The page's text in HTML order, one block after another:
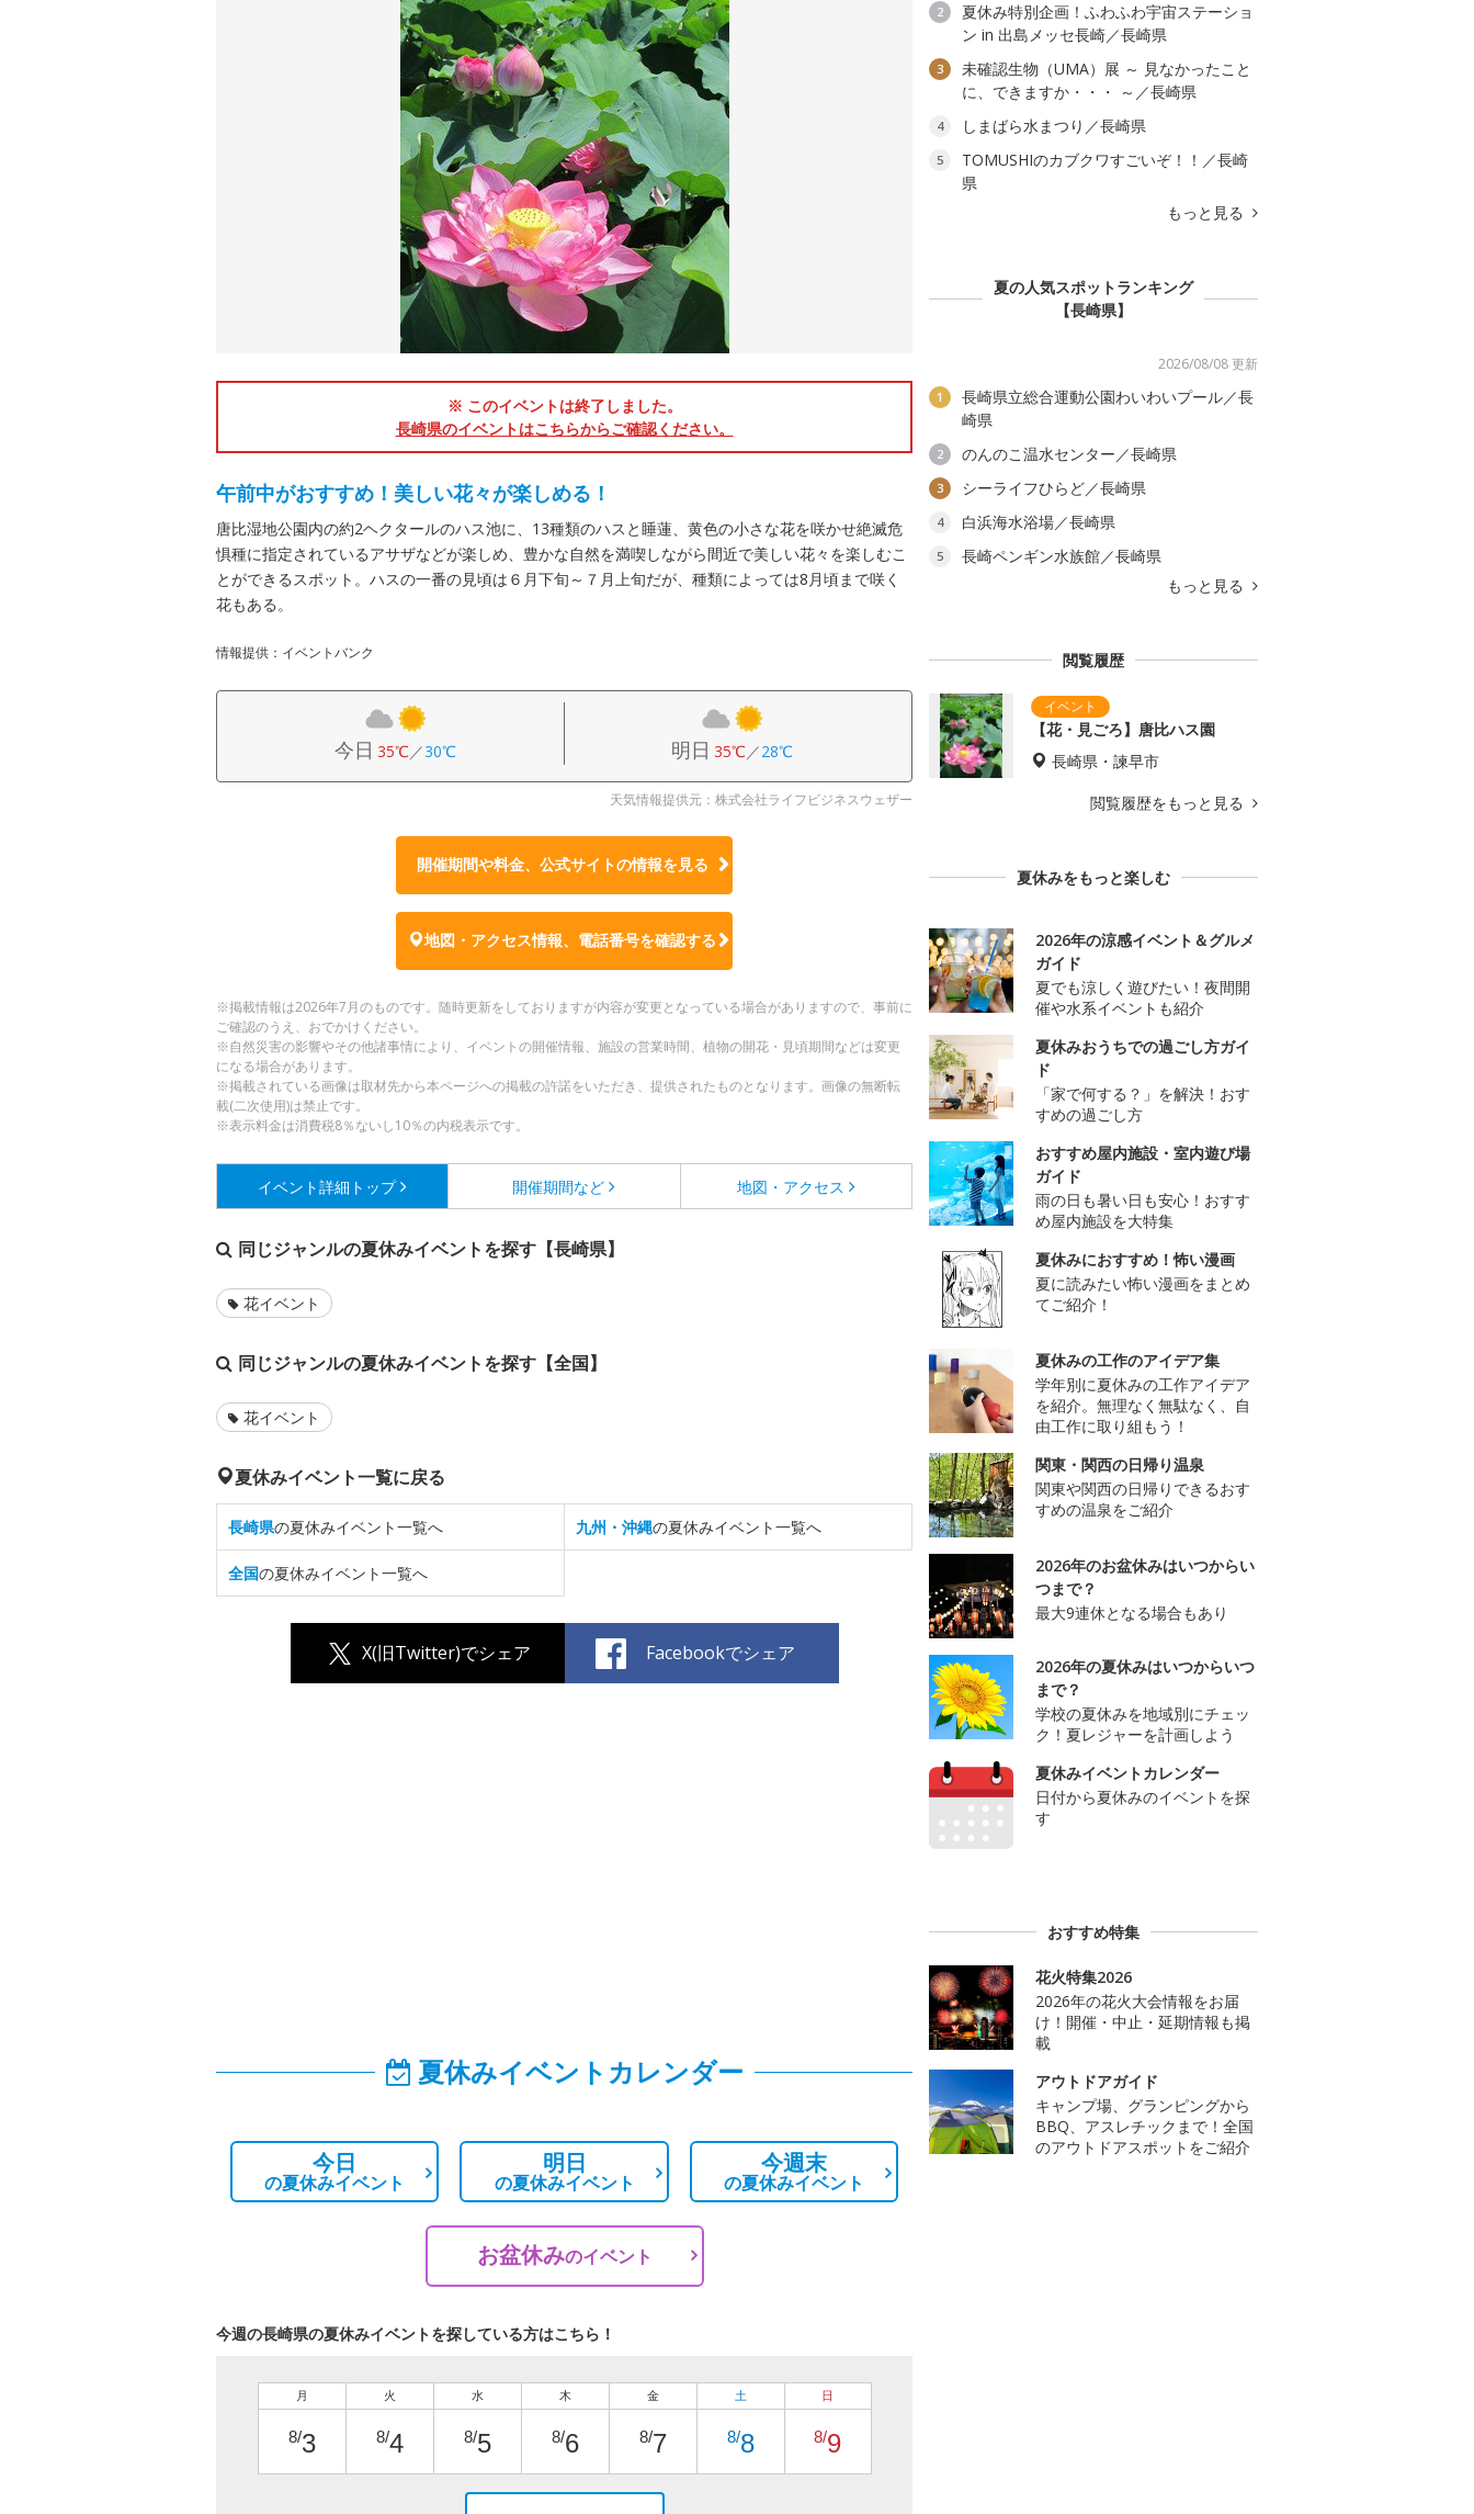
※ このイベントは終了しました。
長崎県のイベントはこちらからご確認ください。
午前中がおすすめ！美しい花々が楽しめる！
唐比湿地公園内の約2ヘクタールのハス池に、13種類のハスと睡蓮、黄色の小さな花を咲かせ絶滅危
惧種に指定されているアサザなどが楽しめ、豊かな自然を満喫しながら間近で美しい花々を楽しむこ
とができるスポット。ハスの一番の見頃は６月下旬～７月上旬だが、種類によっては8月頃まで咲く
花もある。
情報提供：イベントバンク
今日 35℃／30℃ 明日 35℃／28℃
天気情報提供元：株式会社ライフビジネスウェザー
開催期間や料金、公式サイトの情報を見る
地図・アクセス情報、電話番号を確認する
※掲載情報は2026年7月のものです。随時更新をしておりますが内容が変更となっている場合がありますので、事前に
ご確認のうえ、おでかけください。
※自然災害の影響やその他諸事情により、イベントの開催情報、施設の営業時間、植物の開花・見頃期間などは変更
になる場合があります。
※掲載されている画像は取材先から本ページへの掲載の許諾をいただき、提供されたものとなります。画像の無断転
載(二次使用)は禁止です。
※表示料金は消費税8％ないし10％の内税表示です。
イベント詳細 トップ 開催期間など 地図・アクセス
同じジャンルの夏休みイベントを探す【長崎県】
花イベント
同じジャンルの夏休みイベントを探す【全国】
花イベント
夏休みイベント一覧に戻る
長崎県の夏休みイベント一覧へ 九州・沖縄の夏休みイベント一覧へ
全国の夏休みイベント一覧へ
X(旧Twitter)でシェア Facebookでシェア
夏休みイベントカレンダー
今日
の夏休みイベント
明日
の夏休みイベント
今週末
の夏休みイベント
お盆休みのイベント
今週の長崎県の夏休みイベントを探している方はこちら！
月
8/3
火
8/4
水
8/5
木
8/6
金
8/7
土
8/8
日
8/9
2
夏休み特別企画！ふわふわ宇宙ステーショ
ン in 出島メッセ長崎／長崎県
3
未確認生物（UMA）展 ～ 見なかったこと
に、できますか・・・ ～／長崎県
4 しまばら水まつり／長崎県
5
TOMUSHIのカブクワすごいぞ！！／長崎
県
もっと見る
夏の人気スポットランキング
【長崎県】
2026/08/08 更新
1
長崎県立総合運動公園わいわいプール／長
崎県
2 のんのこ温水センター／長崎県
3 シーライフひらど／長崎県
4 白浜海水浴場／長崎県
5
長崎ペンギン水族館／長崎県
もっと見る
閲覧履歴
【花・見ごろ】唐比ハス園
長崎県・諫早市
閲覧履歴をもっと見る
夏休みをもっと楽しむ
2026年の涼感イベント＆グルメ
ガイド
夏でも涼しく遊びたい！夜間開
催や水系イベントも紹介
夏休みおうちでの過ごし方ガイ
ド
「家で何する？」を解決！おす
すめの過ごし方
おすすめ屋内施設・室内遊び場
ガイド
雨の日も暑い日も安心！おすす
め屋内施設を大特集
夏休みにおすすめ！怖い漫画
夏に読みたい怖い漫画をまとめ
てご紹介！
夏休みの工作のアイデア集
学年別に夏休みの工作アイデア
を紹介。無理なく無駄なく、自
由工作に取り組もう！
関東・関西の日帰り温泉
関東や関西の日帰りできるおす
すめの温泉をご紹介
2026年のお盆休みはいつからい
つまで？
最大9連休となる場合もあり
2026年の夏休みはいつからいつ
まで？
学校の夏休みを地域別にチェッ
ク！夏レジャーを計画しよう
夏休みイベントカレンダー
日付から夏休みのイベントを探
す
おすすめ特集
花火特集2026
2026年の花火大会情報をお届
け！開催・中止・延期情報も掲
載
アウトドアガイド
キャンプ場、グランピングから
BBQ、アスレチックまで！全国
のアウトドアスポットをご紹介